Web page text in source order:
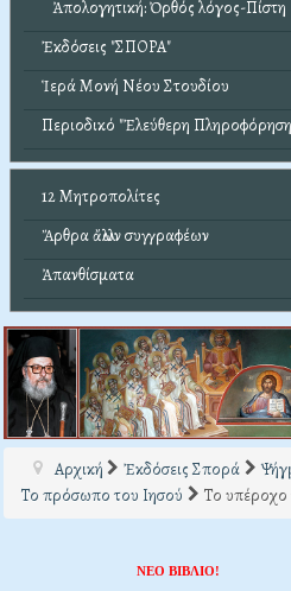
Ἀπολογητική: Ὀρθός λόγος-Πίστη
Ἐκδόσεις "ΣΠΟΡΑ"
Ἱερά Μονή Νέου Στουδίου
Περιοδικό "Ἐλεύθερη
12 Μητροπολίτες
Ἄρθρα ἄλλων συγγραφέων
Ἀπανθίσματα
Αρχική Ἐκδόσεις Σπορά
Το πρόσωπο του Ιησού
Το
ΝΕΟ ΒΙΒΛΙΟ!